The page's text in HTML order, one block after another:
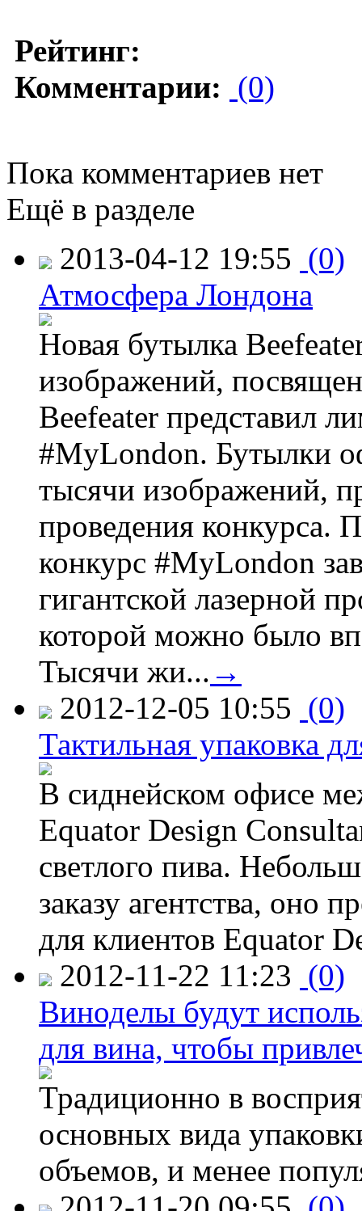
Рейтинг:
Комментарии: (0)
Пока комментариев нет
Ещё в разделе
2013-04-12 19:55 (0)
Атмосфера Лондона
Новая бутылка
изображений,
Beefeater представил
#MyLondon. Бутылки
тысячи изображений,
проведения конкурса.
конкурс #MyLondon
гигантской лазерной
которой можно было
Тысячи жи... →
2012-12-05 10:55 (0)
Тактильная упаковка
В сиднейском офисе
Equator Design
светлого пива.
заказу агентства, оно
для клиентов Equator
2012-11-22 11:23 (0)
Виноделы будут
для вина, чтобы
Традиционно в
основных вида
объемов, и менее